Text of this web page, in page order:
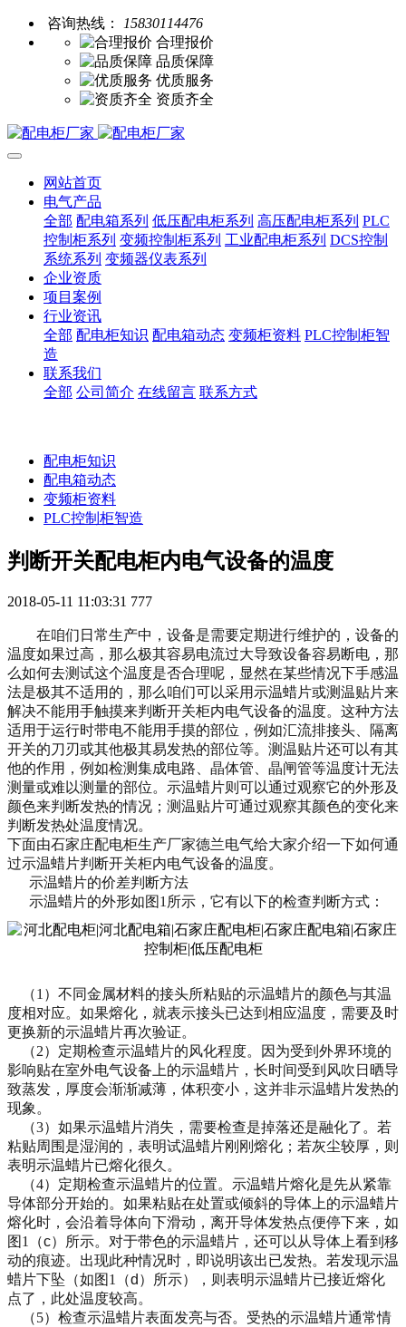
咨询热线：
15830114476
合理报价
品质保障
优质服务
资质齐全
网站首页
电气产品
全部 配电箱系列 低压配电柜系列 高压配电柜系列 PLC
控制柜系列 变频控制柜系列 工业配电柜系列 DCS控制
系统系列 变频器仪表系列
企业资质
项目案例
行业资讯
全部 配电柜知识 配电箱动态 变频柜资料 PLC控制柜智
造
联系我们
全部 公司简介 在线留言 联系方式
配电柜知识
配电箱动态
变频柜资料
PLC控制柜智造
判断开关配电柜内电气设备的温度
2018-05-11 11:03:31 777
在咱们日常生产中，设备是需要定期进行维护的，设备的
温度如果过高，那么极其容易电流过大导致设备容易断电，那
么如何去测试这个温度是否合理呢，显然在某些情况下手感温
法是极其不适用的 ， 那么咱们可以采用示温蜡片或测温贴片来
解决不能用手触摸来判断开关柜内电气设备的温度。这种方法
适用于运行时带电不能用手摸的部位， 例如汇流排接头、隔离
开关的刀刃或其他极其易发热的部位等。测温贴片还可以有其
他的作用，例如检测集成电路、晶体管、晶闸管等温度计无法
测量或难以测量的部位。示温蜡片则可以通过观察它的外形及
颜色来判断发热的情况；测温贴片可通过观察其颜色的变化来
判断发热处温度情况。
下面由石家庄配电柜生产厂家德兰电气给大家介绍一下如何通
过示温蜡片判断开关柜内电气设备的温度。
示温蜡片的价差判断方法
示温蜡片的外形如图 1 所示， 它有以下的检查判断方式：
（1 ） 不同金属材料的接头所粘贴的示温蜡片的颜色与其温
度相对应。 如果熔化， 就表示接头已达到相应温度， 需要及时
更换新的示温蜡片再次验证。
（2）定期检查示温蜡片的风化程度。
因为受到外界环境的
影响贴在室外电气设备上的示温蜡片， 长时间受到风吹日晒导
致蒸发 ，厚度会渐渐减薄，体积变小， 这并非示温蜡片发热的
现象。
（3）如果示温蜡片消失 ， 需要检查是掉落还是融化了 。若
粘贴周围是湿润的，表明试温蜡片刚刚熔化；若灰尘较厚 ，则
表明示温蜡片已熔化很久 。
（4）定期检查示温蜡片的位置。示温蜡片熔化是先从紧靠
导体部分开始的。 如果粘贴在处置或倾斜的导体上的示温蜡片
熔化时，会沿着导体向下滑动，离开导体发热点便停下来，如
图 1 （c）所示。对于带色的示温蜡片，还可以从导体上看到移
动的痕迹。出现此种情况时，即说明该出已发热。 若发现示温
蜡片下坠（如图 1 （d ）所示），则表明示温蜡片已接近熔化
点了，此处温度较高。
（5） 检查示温蜡片表面发亮与否。受热的示温蜡片通常情